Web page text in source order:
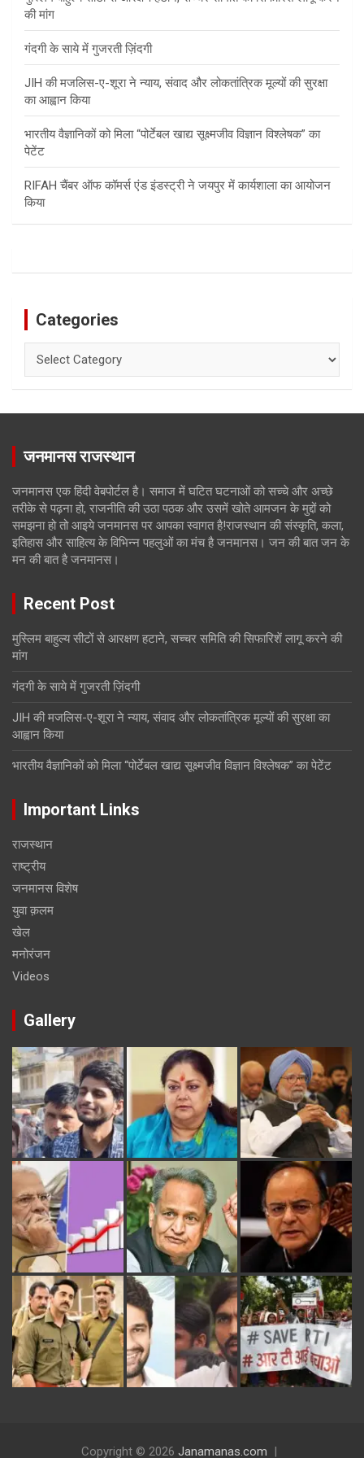
की मांग
गंदगी के साये में गुजरती ज़िंदगी
JIH की मजलिस-ए-शूरा ने न्याय, संवाद और लोकतांत्रिक मूल्यों की सुरक्षा
का आह्वान किया
भारतीय वैज्ञानिकों को मिला “पोर्टेबल खाद्य सूक्ष्मजीव विज्ञान विश्लेषक” का
पेटेंट
RIFAH चैंबर ऑफ कॉमर्स एंड इंडस्ट्री ने जयपुर में कार्यशाला का आयोजन
किया
Categories
जनमानस राजस्थान
जनमानस एक हिंदी वेबपोर्टल है। समाज में घटित घटनाओं को सच्चे और अच्छे
तरीके से पढ़ना हो, राजनीति की उठा पठक और उसमें खोते आमजन के मुद्दों को
समझना हो तो आइये जनमानस पर आपका स्वागत है!राजस्थान की संस्कृति, कला,
इतिहास और साहित्य के विभिन्न पहलुओं का मंच है जनमानस। जन की बात जन के
मन की बात है जनमानस।
Recent Post
मुस्लिम बाहुल्य सीटों से आरक्षण हटाने, सच्चर समिति की सिफारिशें लागू करने की
मांग
गंदगी के साये में गुजरती ज़िंदगी
JIH की मजलिस-ए-शूरा ने न्याय, संवाद और लोकतांत्रिक मूल्यों की सुरक्षा का
आह्वान किया
भारतीय वैज्ञानिकों को मिला “पोर्टेबल खाद्य सूक्ष्मजीव विज्ञान विश्लेषक” का पेटेंट
Important Links
राजस्थान
राष्ट्रीय
जनमानस विशेष
युवा क़लम
खेल
मनोरंजन
Videos
Gallery
Copyright © 2026 Janamanas.com